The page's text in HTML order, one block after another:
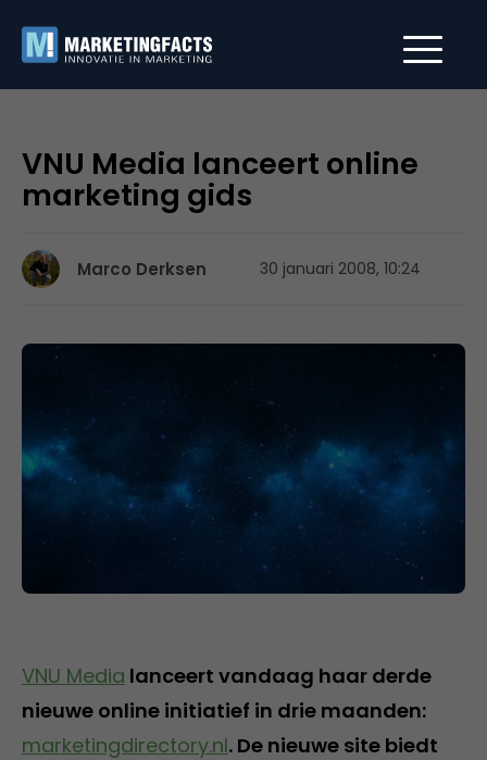
VNU Media lanceert online
marketing gids
Marco Derksen 30 januari 2008, 10:24
VNU Media lanceert vandaag haar derde
nieuwe online initiatief in drie maanden:
marketingdirectory.nl. De nieuwe site biedt